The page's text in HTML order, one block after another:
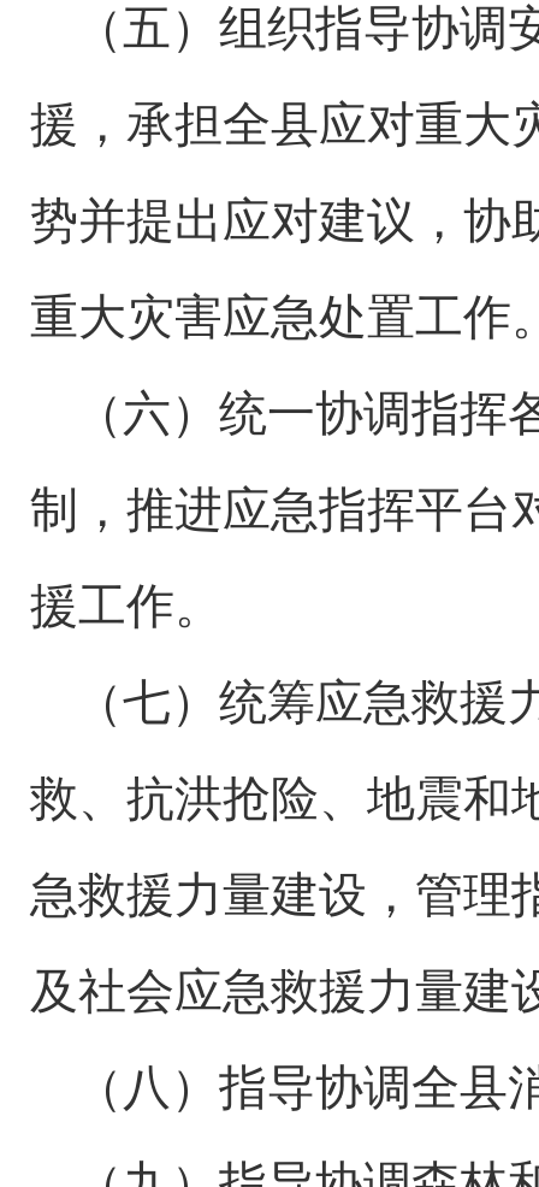
（五）组织指导协调
援，承担全县应对重大
势并提出应对建议，协
重大灾害应急处置工作
（六）统一协调指
制，推进应急指挥平台
援工作。
（七）统筹应急救
救、抗洪抢险、地震和
急救援力量建设，管理
及社会应急救援力量建
（八）指导协调全县